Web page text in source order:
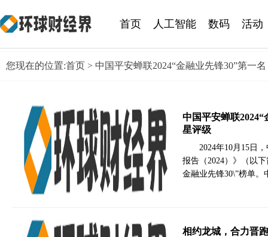
首页 人工智能 数码 活动
您现在的位置:首页 > 中国平安蝉联2024“金融业先锋30”第一
中国平安蝉联
星评级
2024年10月15日
报告（2024）》（以
金融业先锋30\”榜单
相约龙城，合力晋